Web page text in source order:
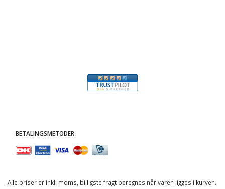
BETALINGSMETODER
Alle priser er inkl. moms, billigste fragt beregnes når varen ligges i kurven.